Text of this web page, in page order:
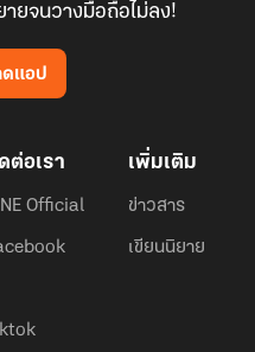
ยจนวางมือถือไม่ลง!
ดแอป
ต่อเรา
Official
เพิ่มเติม
ข่าวสาร
เขียนนิยาย